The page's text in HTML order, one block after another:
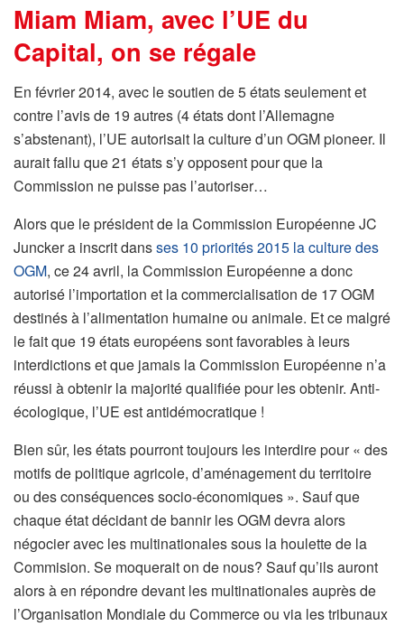
Miam Miam, avec l’UE du
Capital, on se régale
En février 2014, avec le soutien de 5 états seulement et
contre l’avis de 19 autres (4 états dont l’Allemagne
s’abstenant), l’UE autorisait la culture d’un OGM pioneer. Il
aurait fallu que 21 états s’y opposent pour que la
Commission ne puisse pas l’autoriser…
Alors que le président de la Commission Européenne JC
Juncker a inscrit dansses 10 priorités 2015 la culture des
OGM, ce 24 avril, la Commission Européenne a donc
autorisé l’importation et la commercialisation de 17 OGM
destinés à l’alimentation humaine ou animale. Et ce malgré
le fait que 19 états européens sont favorables à leurs
interdictions et que jamais la Commission Européenne n’a
réussi à obtenir la majorité qualifiée pour les obtenir. Anti-
écologique, l’UE est antidémocratique !
Bien sûr, les états pourront toujours les interdire pour « des
motifs de politique agricole, d’aménagement du territoire
ou des conséquences socio-économiques ». Sauf que
chaque état décidant de bannir les OGM devra alors
négocier avec les multinationales sous la houlette de la
Commision. Se moquerait on de nous? Sauf qu’ils auront
alors à en répondre devant les multinationales auprès de
l’Organisation Mondiale du Commerce ou via les tribunaux